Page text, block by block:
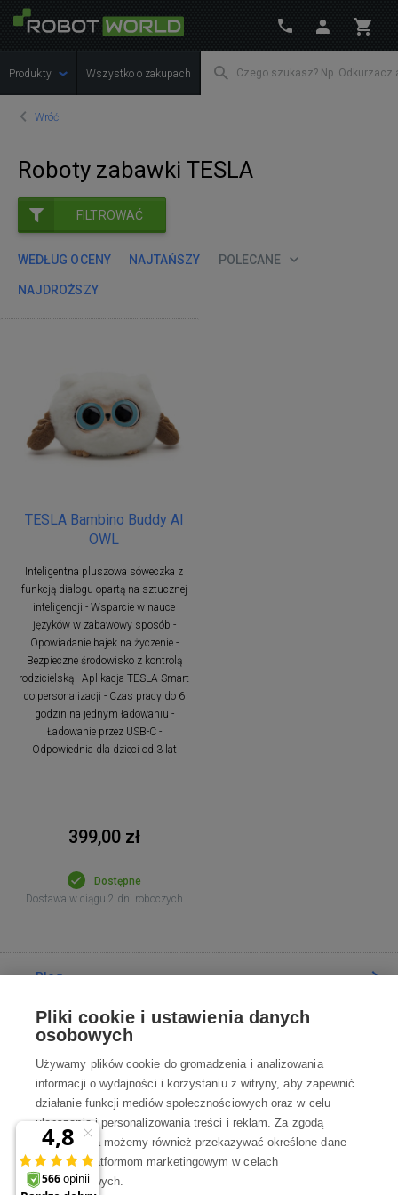
Produkty Wszystko o zakupach
Wróć
Roboty zabawki TESLA
FILTROWAĆ
WEDŁUG OCENY NAJTAŃSZY POLECANE
NAJDROŻSZY
TESLA Bambino Buddy AI
OWL
Inteligentna pluszowa sóweczka z
funkcją dialogu opartą na sztucznej
inteligencji - Wsparcie w nauce
języków w zabawowy sposób -
Opowiadanie bajek na życzenie -
Bezpieczne środowisko z kontrolą
rodzicielską - Aplikacja TESLA Smart
do personalizacji - Czas pracy do 6
godzin na jednym ładowaniu -
Ładowanie przez USB-C -
Odpowiednia dla dzieci od 3 lat
399,00 zł
Dostępne
Dostawa w ciągu 2 dni roboczych
Blog
Poradnia
Wszystko o zakupach
Kontakt
Skontaktuj się z Nami
Pliki cookie i ustawienia danych
osobowych
Używamy plików cookie do gromadzenia i analizowania
informacji o wydajności i korzystaniu z witryny, aby zapewnić
działanie funkcji mediów społecznościowych oraz w celu
ulepszania i personalizowania treści i reklam. Za zgodą
użytkownika możemy również przekazywać określone dane
osobowe platformom marketingowym w celach
marketingowych.